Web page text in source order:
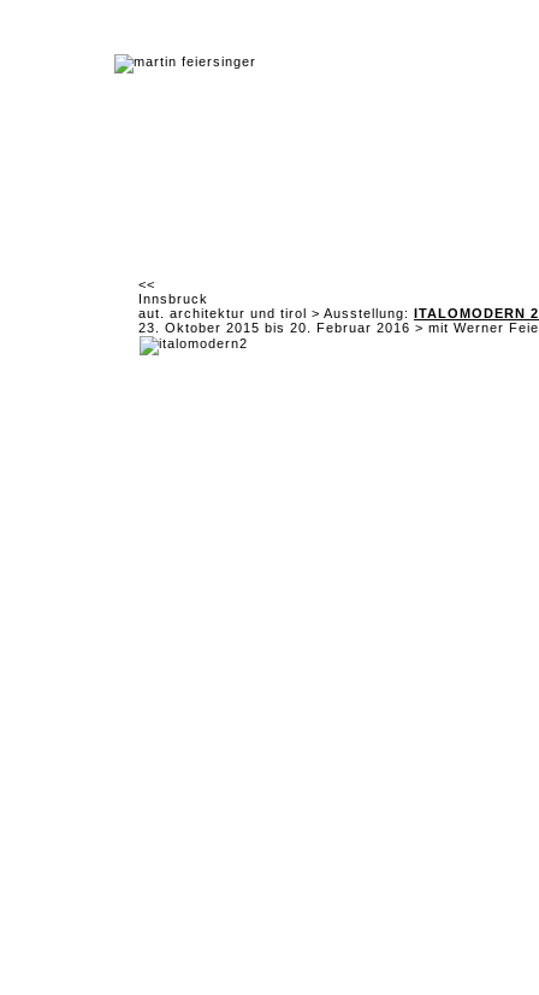
<<
Innsbruck
aut. architektur und tirol > Ausstellung: ITALOMODERN
23. Oktober 2015 bis 20. Februar 2016 > mit Werner